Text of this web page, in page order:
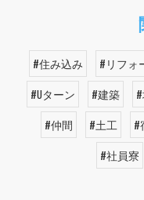
#住み込み #リフォ
#Uターン
#建築
#仲間
#土工 #
#社員寮